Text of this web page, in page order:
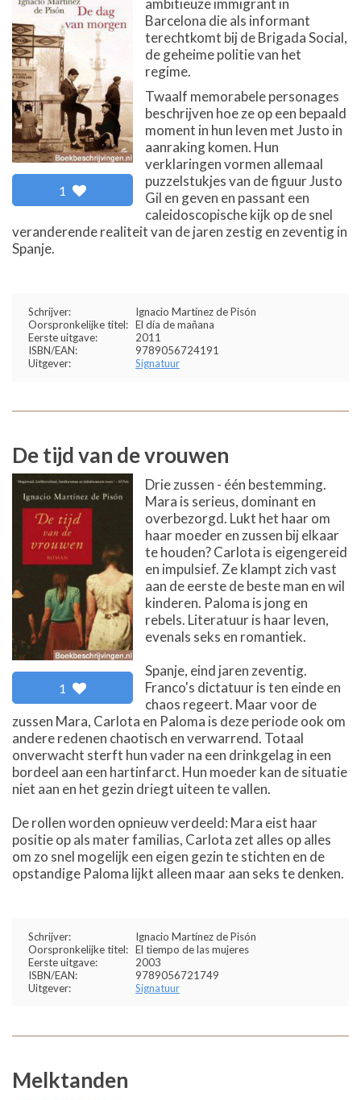
1
ambitieuze immigrant in
Barcelona die als informant
terechtkomt bij de Brigada Social,
de geheime politie van het
regime.
Twaalf memorabele personages
beschrijven hoe ze op een bepaald
moment in hun leven met Justo in
aanraking komen. Hun
verklaringen vormen allemaal
puzzelstukjes van de figuur Justo
Gil en geven en passant een
caleidoscopische kijk op de snel
veranderende realiteit van de jaren zestig en zeventig in
Spanje.
Schrijver:
Ignacio Martínez de Pisón
Oorspronkelijke titel: El día de mañana
Eerste uitgave:
2011
ISBN/EAN:
9789056724191
Uitgever:
Signatuur
De tijd van de vrouwen
1
Drie zussen - één bestemming.
Mara is serieus, dominant en
overbezorgd. Lukt het haar om
haar moeder en zussen bij elkaar
te houden? Carlota is eigengereid
en impulsief. Ze klampt zich vast
aan de eerste de beste man en wil
kinderen. Paloma is jong en
rebels. Literatuur is haar leven,
evenals seks en romantiek.
Spanje, eind jaren zeventig.
Franco's dictatuur is ten einde en
chaos regeert. Maar voor de
zussen Mara, Carlota en Paloma is deze periode ook om
andere redenen chaotisch en verwarrend. Totaal
onverwacht sterft hun vader na een drinkgelag in een
bordeel aan een hartinfarct. Hun moeder kan de situatie
niet aan en het gezin driegt uiteen te vallen.
De rollen worden opnieuw verdeeld: Mara eist haar
positie op als mater familias, Carlota zet alles op alles
om zo snel mogelijk een eigen gezin te stichten en de
opstandige Paloma lijkt alleen maar aan seks te denken.
Schrijver:
Ignacio Martínez de Pisón
Oorspronkelijke titel: El tiempo de las mujeres
Eerste uitgave:
2003
ISBN/EAN:
9789056721749
Uitgever:
Signatuur
Melktanden